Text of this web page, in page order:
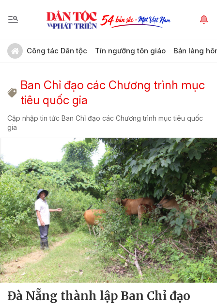
Công tác Dân tộc Tín ngưỡng tôn giáo Bản làng
Ban Chỉ đạo các Chương trình mục
tiêu quốc gia
Cập nhập tin tức Ban Chỉ đạo các Chương trình mục tiêu quốc
gia
Đà Nẵng thành lập Ban Chỉ đạo